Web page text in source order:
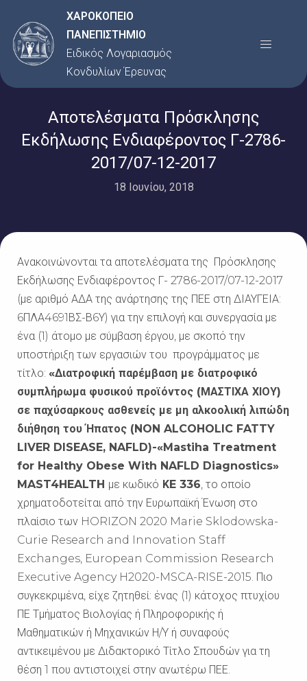
στο
περιεχόμενο
ΧΑΡΟΚΟΠΕΙΟ
ΠΑΝΕΠΙΣΤΗΜΙΟ
Ειδικός Λογαριασμός
Κονδυλίων Έρευνας
Menu
Αποτελέσματα Πρόσκλησης
Εκδήλωσης Ενδιαφέροντος Γ-2786-
2017/07-12-2017
18 Ιουνίου, 2018
Ανακοινώνονται τα αποτελέσματα της Πρόσκλησης
Εκδήλωσης Ενδιαφέροντος Γ- 2786-2017/07-12-2017
(με αριθμό ΑΔΑ της ανάρτησης της ΠΕΕ στη ΔΙΑΥΓΕΙΑ:
6ΠΛΑ4691ΒΣ-Β6Υ) για την επιλογή και συνεργασία με
ένα (1) άτομο με σύμβαση έργου, με σκοπό την
υποστήριξη των εργασιών του προγράμματος με
τίτλο: «Διατροφική παρέμβαση με διατροφικό
συμπλήρωμα φυσικού προϊόντος (ΜΑΣΤΙΧΑ ΧΙΟΥ)
σε παχύσαρκους ασθενείς με μη αλκοολική λιπώδη
διήθηση του Ήπατος (NON ALCOHOLIC FATTY
LIVER DISEASE, NAFLD)-«Mastiha Treatment
for Healthy Obese With NAFLD Diagnostics»
MAST4HEALTH με κωδικό ΚE 336, το οποίο
χρηματοδοτείται από την Ευρωπαϊκή Ένωση στο
πλαίσιο των HORIZON 2020 Marie Sklodowska-
Curie Research and Innovation Staff
Exchanges, European Commission Research
Executive Agency H2020-MSCA-RISE-2015. Πιο
συγκεκριμένα, είχε ζητηθεί: ένας (1) κάτοχος πτυχίου
ΠΕ Τμήματος Βιολογίας ή Πληροφορικής ή
Μαθηματικών ή Μηχανικών Η/Υ ή συναφούς
αντικειμένου με Διδακτορικό Τίτλο Σπουδών για τη
θέση 1 που αντιστοιχεί στην ανωτέρω ΠΕΕ.